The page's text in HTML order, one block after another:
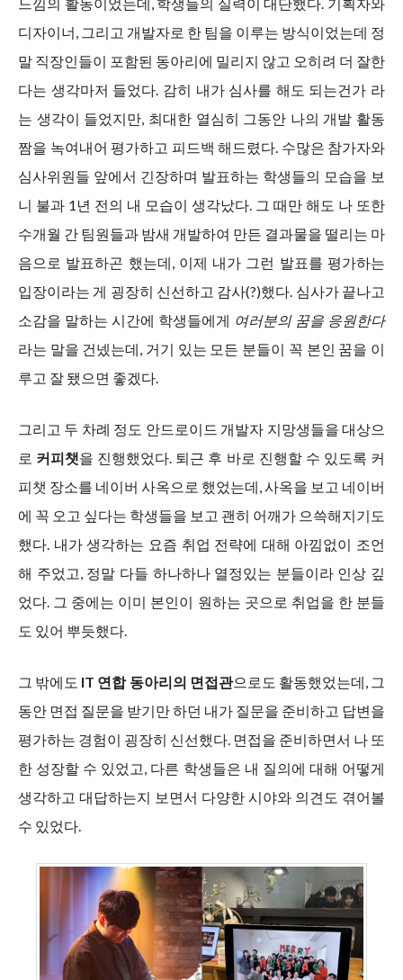
디자이너, 그리고 개발자로 한 팀을 이루는 방식이었는데 정
말 직장인들이 포함된 동아리에 밀리지 않고 오히려 더 잘한
다는 생각마저 들었다. 감히 내가 심사를 해도 되는건가 라
는 생각이 들었지만, 최대한 열심히 그동안 나의 개발 활동
짬을 녹여내어 평가하고 피드백 해드렸다. 수많은 참가자와
심사위원들 앞에서 긴장하며 발표하는 학생들의 모습을 보
니 불과 1년 전의 내 모습이 생각났다. 그 때만 해도 나 또한
수개월 간 팀원들과 밤새 개발하여 만든 결과물을 떨리는 마
음으로 발표하곤 했는데, 이제 내가 그런 발표를 평가하는
입장이라는 게 굉장히 신선하고 감사(?)했다. 심사가 끝나고
소감을 말하는 시간에 학생들에게 여러분의 꿈을 응원한다
라는 말을 건넸는데, 거기 있는 모든 분들이 꼭 본인 꿈을 이
루고 잘 됐으면 좋겠다.
그리고 두 차례 정도 안드로이드 개발자 지망생들을 대상으
로 커피챗을 진행했었다. 퇴근 후 바로 진행할 수 있도록 커
피챗 장소를 네이버 사옥으로 했었는데, 사옥을 보고 네이버
에 꼭 오고 싶다는 학생들을 보고 괜히 어깨가 으쓱해지기도
했다. 내가 생각하는 요즘 취업 전략에 대해 아낌없이 조언
해 주었고, 정말 다들 하나하나 열정있는 분들이라 인상 깊
었다. 그 중에는 이미 본인이 원하는 곳으로 취업을 한 분들
도 있어 뿌듯했다.
그 밖에도 IT 연합 동아리의 면접관으로도 활동했었는데, 그
동안 면접 질문을 받기만 하던 내가 질문을 준비하고 답변을
평가하는 경험이 굉장히 신선했다. 면접을 준비하면서 나 또
한 성장할 수 있었고, 다른 학생들은 내 질의에 대해 어떻게
생각하고 대답하는지 보면서 다양한 시야와 의견도 겪어볼
수 있었다.